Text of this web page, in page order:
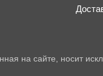
на сайте, носит